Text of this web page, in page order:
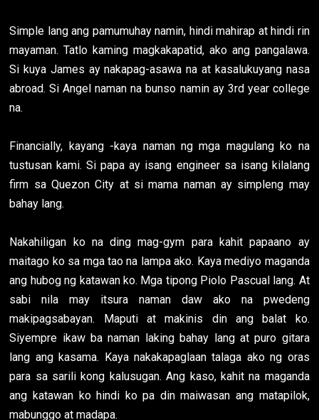
Simple lang ang pamumuhay namin, hindi mahirap at hindi rin
mayaman. Tatlo kaming magkakapatid, ako ang pangalawa.
Si kuya James ay nakapag-asawa na at kasalukuyang nasa
abroad. Si Angel naman na bunso namin ay 3rd year college
na.
Financially, kayang -kaya naman ng mga magulang ko na
tustusan kami. Si papa ay isang engineer sa isang kilalang
firm sa Quezon City at si mama naman ay simpleng may
bahay lang.
Nakahiligan ko na ding mag-gym para kahit papaano ay
maitago ko sa mga tao na lampa ako. Kaya mediyo maganda
ang hubog ng katawan ko. Mga tipong Piolo Pascual lang. At
sabi nila may itsura naman daw ako na pwedeng
makipagsabayan. Maputi at makinis din ang balat ko.
Siyempre ikaw ba naman laking bahay lang at puro gitara
lang ang kasama. Kaya nakakapaglaan talaga ako ng oras
para sa sarili kong kalusugan. Ang kaso, kahit na maganda
ang katawan ko hindi ko pa din maiwasan ang matapilok,
mabunggo at madapa.